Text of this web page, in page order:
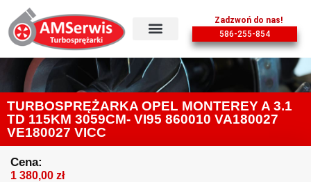
Zadzwoń do nas!
586-255-854
TURBOSPRĘŻARKA OPEL MONTEREY A 3.1
TD 115KM 3059CM- VI95 860010 VA180027
VE180027 VICC
Cena:
1 380,00 zł